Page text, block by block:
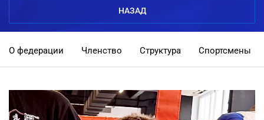
НАЗАД
О федерации Членство Структура Спортсмены